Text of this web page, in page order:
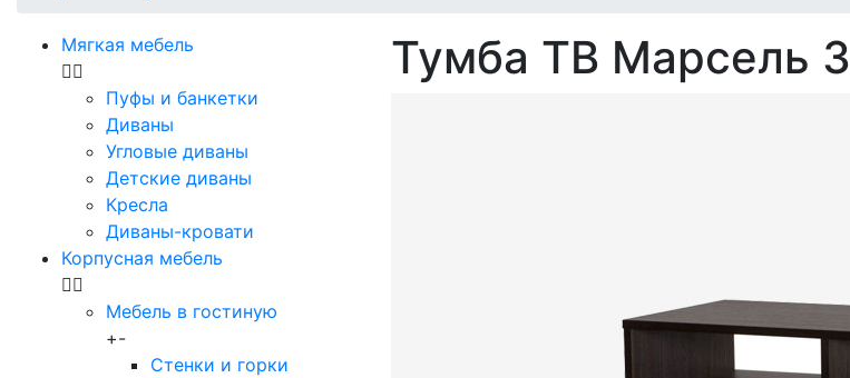
Мягкая мебель
Пуфы и банкетки
Диваны
Угловые диваны
Детские диваны
Кресла
Диваны-кровати
Корпусная мебель
Мебель в гостиную
+-
Стенки и горки
Тумба ТВ Марсель 3